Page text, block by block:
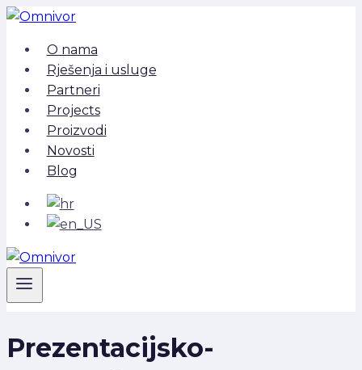
Skip
contentO nama
Rješenja i usluge
Partneri
Projects
Proizvodi
Novosti
Blog
Prezentacijsko-